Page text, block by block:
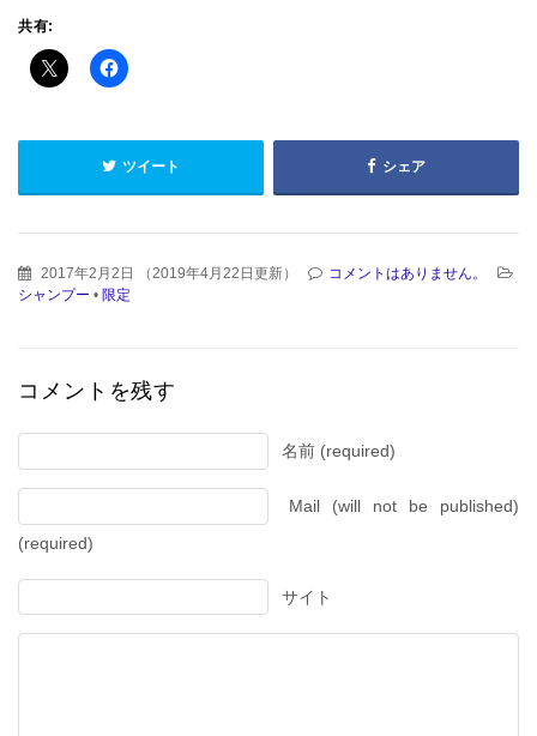
共有:
ツイート シェア
2017年2月2日 （2019年4月22日更新）
コメントはありません。
シャンプー • 限定
コメントを残す
名前 (required)
Mail (will not be published)
(required)
サイト